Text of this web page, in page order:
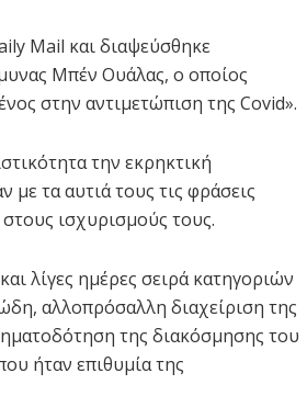
Mail και διαψεύσθηκε
Μπέν Ουάλας, ο οποίος
στην αντιμετώπιση της Covid».
την εκρηκτική
τα αυτιά τους τις φράσεις
ισχυρισμούς τους.
λίγες ημέρες σειρά κατηγοριών
αλλοπρόσαλλη διαχείριση της
της διακόσμησης του
ήταν επιθυμία της